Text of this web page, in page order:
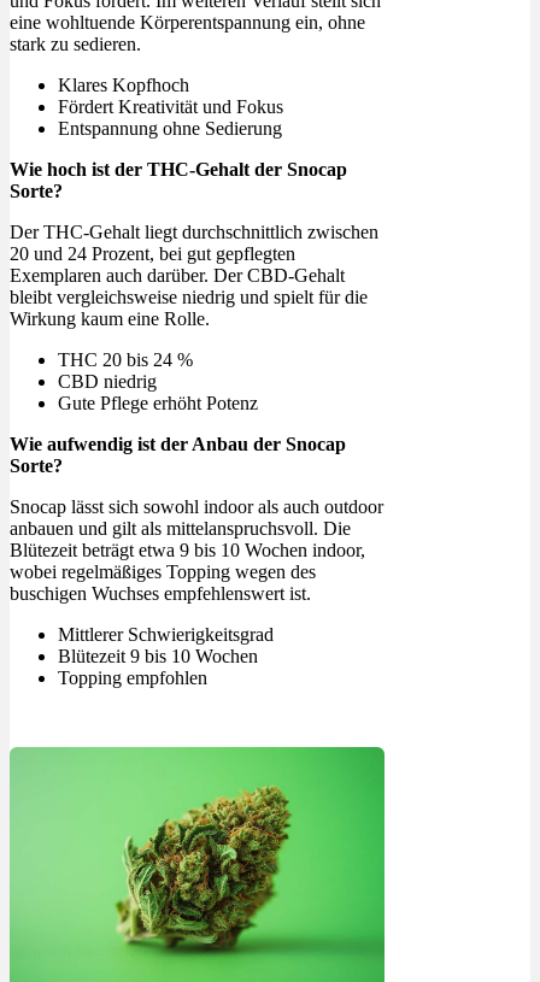
eine wohltuende Körperentspannung ein, ohne
stark zu sedieren.
Klares Kopfhoch
Fördert Kreativität und Fokus
Entspannung ohne Sedierung
Wie hoch ist der THC-Gehalt der Snocap
Sorte?
Der THC-Gehalt liegt durchschnittlich zwischen
20 und 24 Prozent, bei gut gepflegten
Exemplaren auch darüber. Der CBD-Gehalt
bleibt vergleichsweise niedrig und spielt für die
Wirkung kaum eine Rolle.
THC 20 bis 24 %
CBD niedrig
Gute Pflege erhöht Potenz
Wie aufwendig ist der Anbau der Snocap
Sorte?
Snocap lässt sich sowohl indoor als auch outdoor
anbauen und gilt als mittelanspruchsvoll. Die
Blütezeit beträgt etwa 9 bis 10 Wochen indoor,
wobei regelmäßiges Topping wegen des
buschigen Wuchses empfehlenswert ist.
Mittlerer Schwierigkeitsgrad
Blütezeit 9 bis 10 Wochen
Topping empfohlen